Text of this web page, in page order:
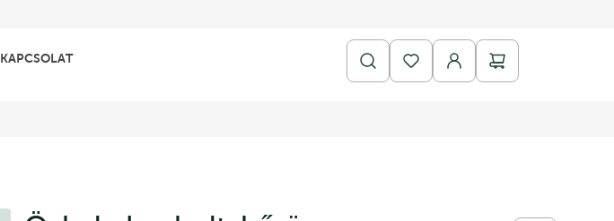
KAPCSOLAT